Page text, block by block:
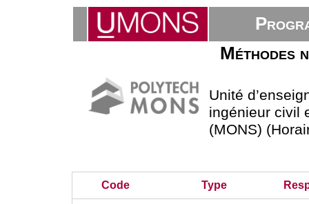
Méthodes
Unité
ingénieur civil
(MONS)
Code Type